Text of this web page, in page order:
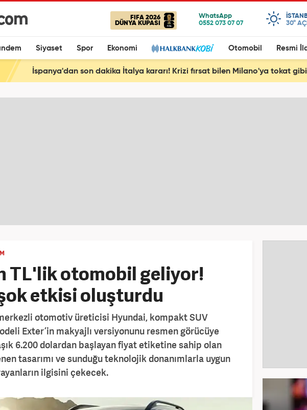
FIFA 2026
DÜNYA KUPASI
30°
Siyaset Spor Ekonomi Otomobil Resmi
İspanya'dan son dakika İtalya kararı! Krizi fırsat bilen Milano'ya tokat
TL'lik otomobil geliyor!
etkisi oluşturdu
otomotiv üreticisi Hyundai, kompakt SUV
Exter’in makyajlı versiyonunu resmen görücüye
6.200 dolardan başlayan fiyat etiketine sahip olan
tasarımı ve sunduğu teknolojik donanımlarla uygun
ilgisini çekecek.